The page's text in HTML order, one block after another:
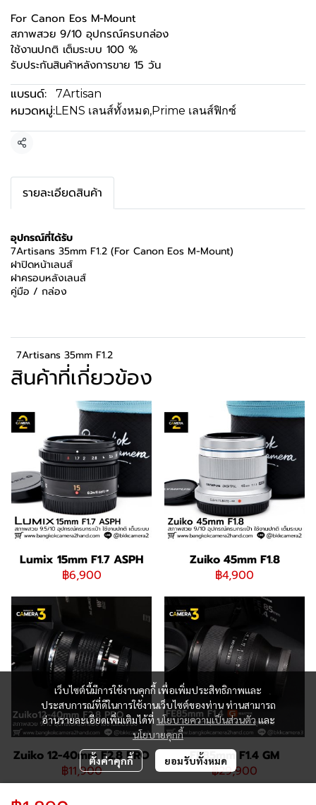
For Canon Eos M-Mount
สภาพสวย 9/10 อุปกรณ์ครบกล่อง
ใช้งานปกติ เต็มระบบ 100 %
รับประกันสินค้าหลังการขาย 15 วัน
แบรนด์: 7Artisan
หมวดหมู่:LENS เลนส์ทั้งหมด,Prime เลนส์ฟิกซ์
แชร์
รายละเอียดสินค้า
อุปกรณ์ที่ได้รับ
7Artisans 35mm F1.2 (For Canon Eos M-Mount)
ฝาปิดหน้าเลนส์
ฝาครอบหลังเลนส์
คู่มือ / กล่อง
7Artisans 35mm F1.2
สินค้าที่เกี่ยวข้อง
Lumix 15mm F1.7 ASPH
฿6,900
Zuiko 45mm F1.8
฿4,900
Zuiko 12-40mm F2.8 PRO
฿11,900
FE85mm F1.4 GM
฿29,900
เว็บไซต์นี้มีการใช้งานคุกกี้ เพื่อเพิ่มประสิทธิภาพและ
ประสบการณ์ที่ดีในการใช้งานเว็บไซต์ของท่าน ท่านสามารถ
อ่านรายละเอียดเพิ่มเติมได้ที่ นโยบายความเป็นส่วนตัวและ
นโยบายคุกกี้
ตั้งค่าคุกกี้ ยอมรับทั้งหมด